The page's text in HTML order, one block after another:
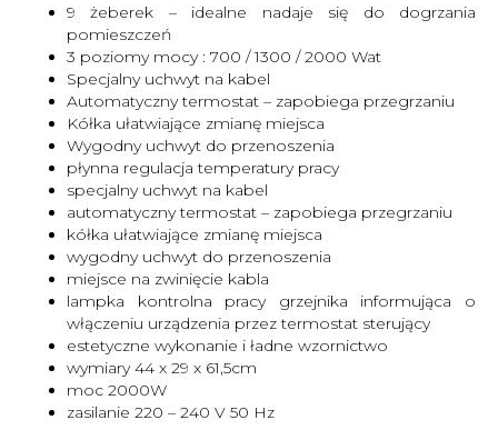
9 żeberek – idealne nadaje się do dogrzania
pomieszczeń
3 poziomy mocy : 700 / 1300 / 2000 Wat
Specjalny uchwyt na kabel
Automatyczny termostat – zapobiega przegrzaniu
Kółka ułatwiające zmianę miejsca
Wygodny uchwyt do przenoszenia
płynna regulacja temperatury pracy
specjalny uchwyt na kabel
automatyczny termostat – zapobiega przegrzaniu
kółka ułatwiające zmianę miejsca
wygodny uchwyt do przenoszenia
miejsce na zwinięcie kabla
lampka kontrolna pracy grzejnika informująca o
włączeniu urządzenia przez termostat sterujący
estetyczne wykonanie i ładne wzornictwo
wymiary 44 x 29 x 61,5cm
moc 2000W
zasilanie 220 – 240 V 50 Hz